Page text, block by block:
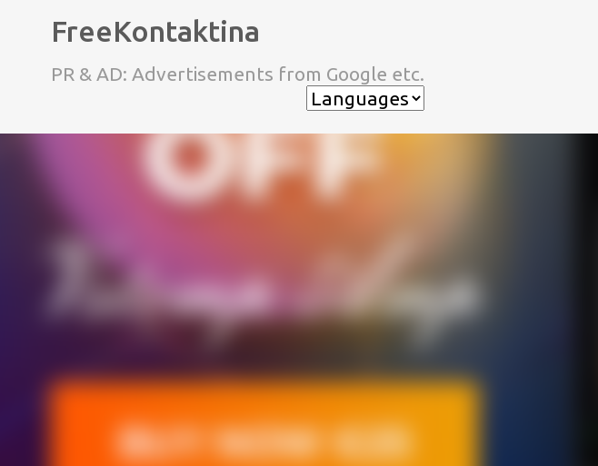
FreeKontaktina
PR & AD: Advertisements from Google etc.